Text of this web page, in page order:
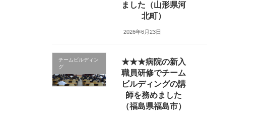
ました（山形県河
北町）
2026年6月23日
チームビルディン
グ
★★★病院の新入
職員研修でチーム
ビルディングの講
師を務めました
（福島県福島市）